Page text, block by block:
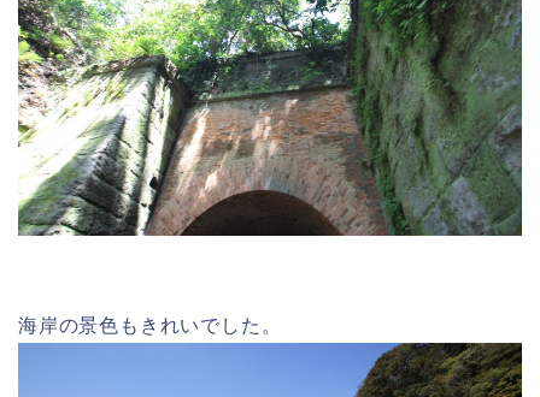
海岸の景色もきれいでした。